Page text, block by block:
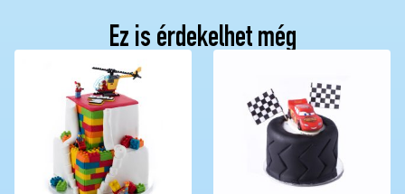
Ez is érdekelhet még